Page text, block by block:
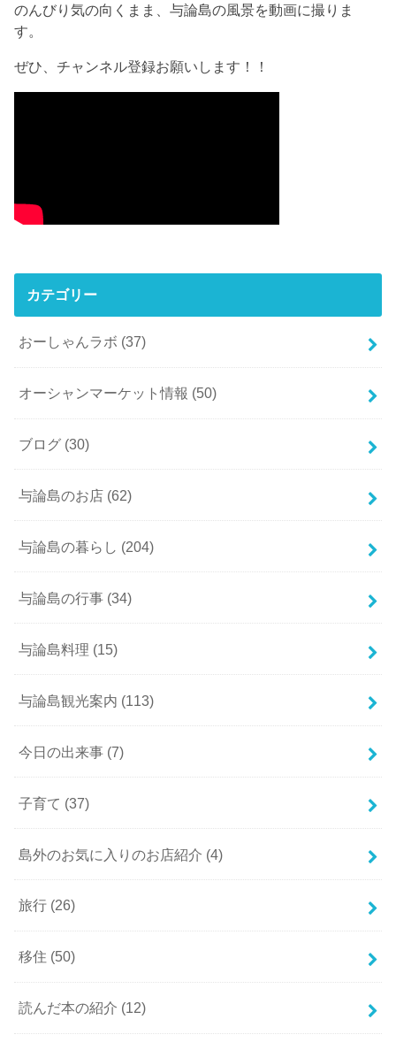
のんびり気の向くまま、与論島の風景を動画に撮りま
す。
ぜひ、チャンネル登録お願いします！！
カテゴリー
おーしゃんラボ (37)
オーシャンマーケット情報 (50)
ブログ (30)
与論島のお店 (62)
与論島の暮らし (204)
与論島の行事 (34)
与論島料理 (15)
与論島観光案内 (113)
今日の出来事 (7)
子育て (37)
島外のお気に入りのお店紹介 (4)
旅行 (26)
移住 (50)
読んだ本の紹介 (12)